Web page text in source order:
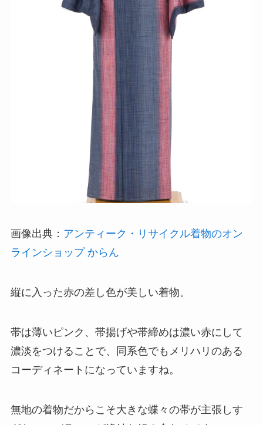
画像出典： アンティーク・リサイクル着物のオン
ラインショップ からん
縦に入った赤の差し色が美しい着物。
帯は薄いピンク、帯揚げや帯締めは濃い赤にして
濃淡をつけることで、同系色でもメリハリのある
コーディネートになっていますね。
無地の着物だからこそ大きな蝶々の帯が主張しす